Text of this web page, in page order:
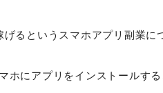
るというスマホアプリ副業に
ホにアプリをインストールす